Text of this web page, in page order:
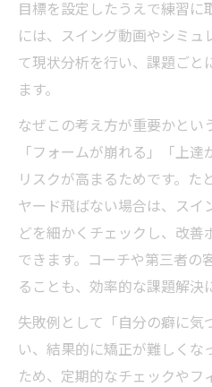
目標を設定したうえで練習に
には、スイング動画やシミュ
て現状分析を行い、課題ごと
ます。
なぜこの考え方が重要かとい
「フォームが崩れる」「上
リスクが高まるためです。た
ヤード飛ばない場合は、スイ
どを細かくチェックし、改
できます。コーチや第三者の
ることも、効率的な課題解決
失敗例として「自分の癖に気
い、結果的に矯正が難しくな
ため、定期的なチェックや